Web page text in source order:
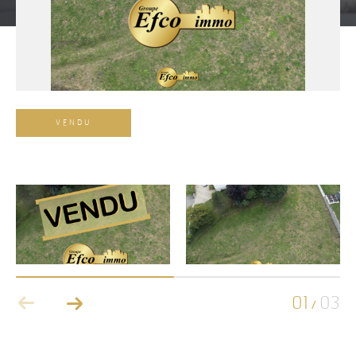
VENDU
01 / 03
Référence
AFFINER LES CRITÈRES
TERRASSE PARKING PISCINE